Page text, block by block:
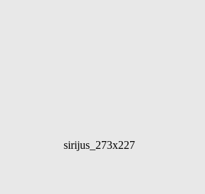
sirijus_273x227